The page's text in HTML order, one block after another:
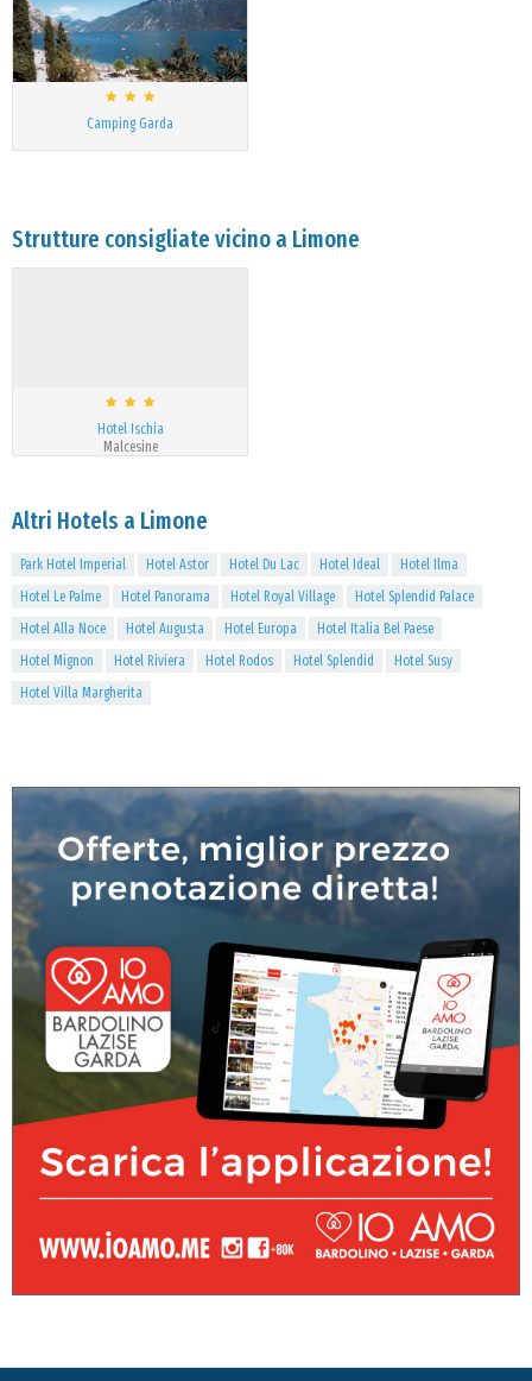
Camping Garda
Strutture consigliate vicino a Limone
Hotel Ischia
Malcesine
Altri Hotels a Limone
Park Hotel Imperial Hotel Astor Hotel Du Lac Hotel Ideal
Hotel Ilma
Hotel Le Palme
Hotel Panorama Hotel Royal Village
Hotel Splendid Palace
Hotel Alla Noce
Hotel Augusta Hotel Europa
Hotel Italia Bel Paese
Hotel Mignon
Hotel Riviera Hotel Rodos Hotel Splendid
Hotel Susy
Hotel Villa Margherita